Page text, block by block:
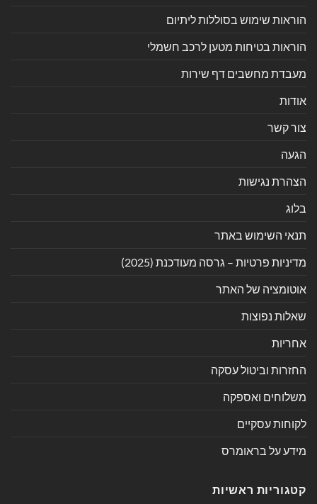
הוראות שימוש בסוללות ליתיום
הוראות בטיחות מטען לרכב חשמלי
מעבדת מחשבים דף שירות
אודות
צור קשר
הגעה
הצהרת נגישות
בלוג
תנאי השימוש באתר
מדיניות פרטיות – גרסה מעודכנת (2025)
אוטומציה של האתר
שאלות נפוצות
אחריות
החזרות וביטול עסקה
משלוחים ואספקה
לקוחות עסקיים
מידע על בראומרס
קטגוריות ראשיות